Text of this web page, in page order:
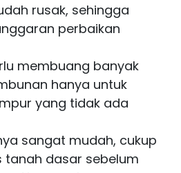
rusak, sehingga
perbaikan
membuang banyak
hanya untuk
yang tidak ada
sangat mudah, cukup
tanah dasar sebelum